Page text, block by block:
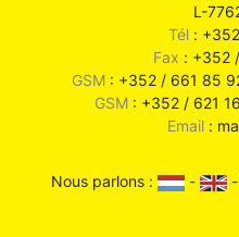
L-
Tél:
Fax : +352
GSM: +352 / 661 85
GSM: +352 / 621
Email:
Nous parlons : -